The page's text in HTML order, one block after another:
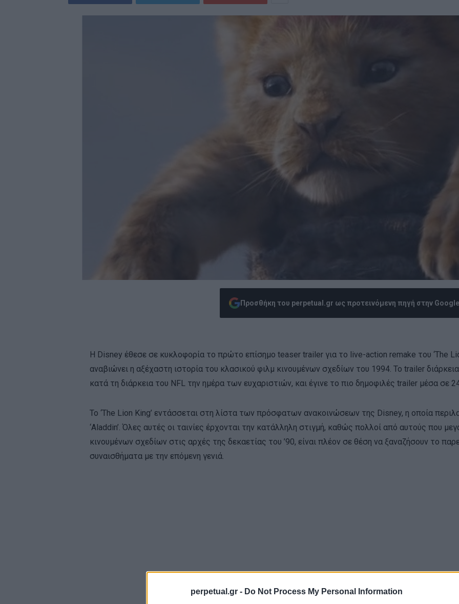
perpetual.gr - Do Not Process My Personal Information
Προσθήκη του perpetual.gr ως προτεινόμενη πηγή στην Google
Η Disney έθεσε σε κυκλοφορία το πρώτο επίσημο teaser trailer για το live-action remake του ‘The
αναβιώνει η αξέχαστη ιστορία του κλασικού φιλμ κινουμένων σχεδίων του 1994. Το trailer
κατά τη διάρκεια του NFL την ημέρα των ευχαριστιών, και έγινε το πιο δημοφιλές trailer μέσα σε
Το ‘The Lion King’ εντάσσεται στη λίστα των πρόσφατων ανακοινώσεων της Disney, η οποία
‘Aladdin’. Όλες αυτές οι ταινίες έρχονται την κατάλληλη στιγμή, καθώς πολλοί από αυτούς που
κινουμένων σχεδίων στις αρχές της δεκαετίας του ’90, είναι πλέον σε θέση να ξαναζήσουν το
συναισθήματα με την επόμενη γενιά.